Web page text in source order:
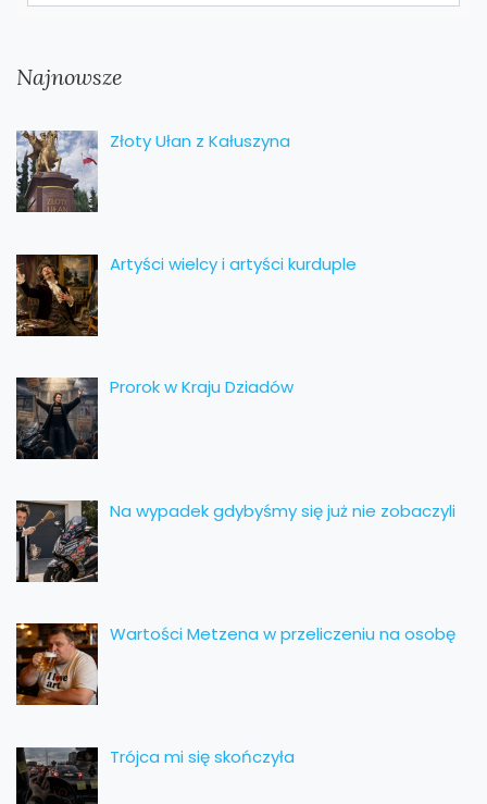
Najnowsze
Złoty Ułan z Kałuszyna
Artyści wielcy i artyści kurduple
Prorok w Kraju Dziadów
Na wypadek gdybyśmy się już nie zobaczyli
Wartości Metzena w przeliczeniu na osobę
Trójca mi się skończyła